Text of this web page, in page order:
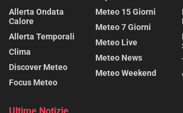
Allerta Ondata
Calore
Allerta Temporali
Clima
Discover Meteo
Focus Meteo
Meteo 15 Giorni
Meteo 7 Giorni
Meteo Live
Meteo News
Meteo Weekend